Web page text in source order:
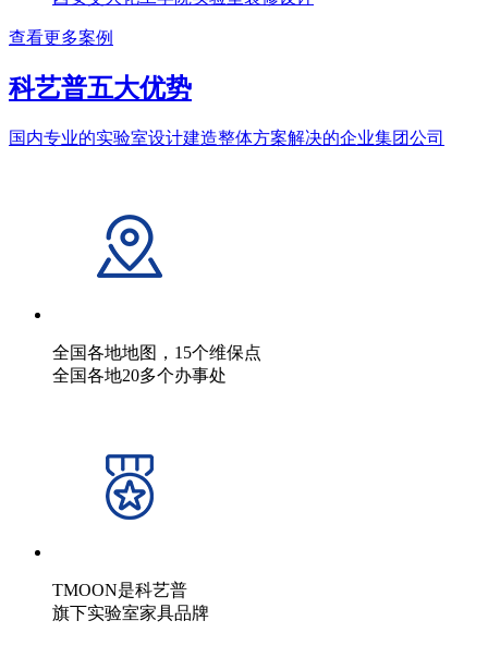
查看更多案例
科艺普五大优势
国内专业的实验室设计建造整体方案解决的企业集团公司
全国各地地图，15个维保点
全国各地20多个办事处
TMOON是科艺普
旗下实验室家具品牌